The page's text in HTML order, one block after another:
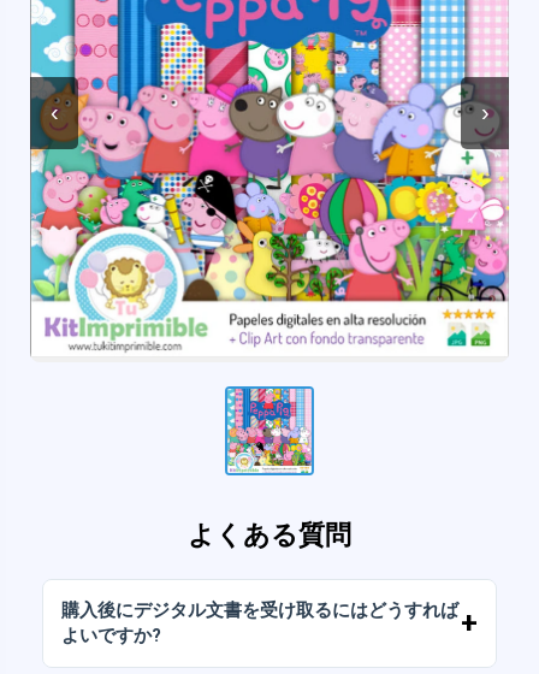
‹ ›
よくある質問
購入後にデジタル文書を受け取るにはどうすれば
よいですか?